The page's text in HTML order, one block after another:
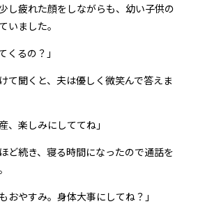
し疲れた顔をしながらも、幼い子供の
いました。
くるの？」
て聞くと、夫は優しく微笑んで答えま
、楽しみにしててね」
ど続き、寝る時間になったので通話を
おやすみ。身体大事にしてね？」